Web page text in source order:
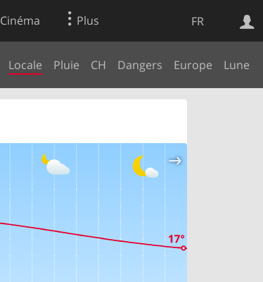
FR
Cinéma Plus
Locale Pluie CH Dangers Europe Lune
Web